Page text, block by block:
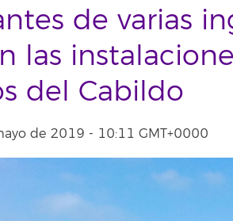
de varias
las
del Cabildo
de 2019 - 10:11 GMT+0000